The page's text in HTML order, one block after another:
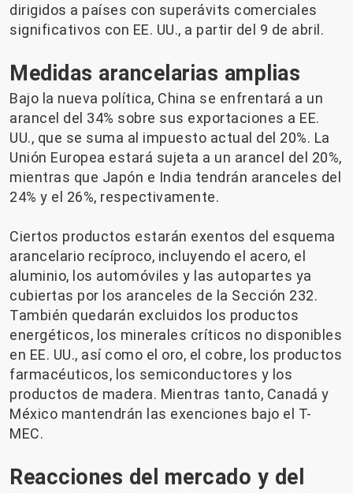
dirigidos a países con superávits comerciales
significativos con EE. UU., a partir del 9 de abril.
Medidas arancelarias amplias
Bajo la nueva política, China se enfrentará a un
arancel del 34% sobre sus exportaciones a EE.
UU., que se suma al impuesto actual del 20%. La
Unión Europea estará sujeta a un arancel del 20%,
mientras que Japón e India tendrán aranceles del
24% y el 26%, respectivamente.
Ciertos productos estarán exentos del esquema
arancelario recíproco, incluyendo el acero, el
aluminio, los automóviles y las autopartes ya
cubiertas por los aranceles de la Sección 232.
También quedarán excluidos los productos
energéticos, los minerales críticos no disponibles
en EE. UU., así como el oro, el cobre, los productos
farmacéuticos, los semiconductores y los
productos de madera. Mientras tanto, Canadá y
México mantendrán las exenciones bajo el T-
MEC.
Reacciones del mercado y del